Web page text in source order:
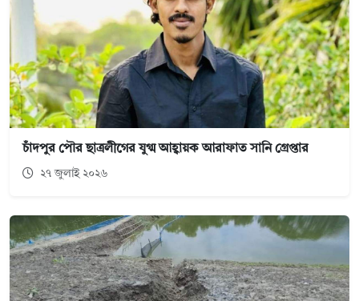
চাঁদপুর পৌর ছাত্রলীগের যুগ্ম আহ্বায়ক আরাফাত সানি গ্রেপ্তার
২৭ জুলাই ২০২৬